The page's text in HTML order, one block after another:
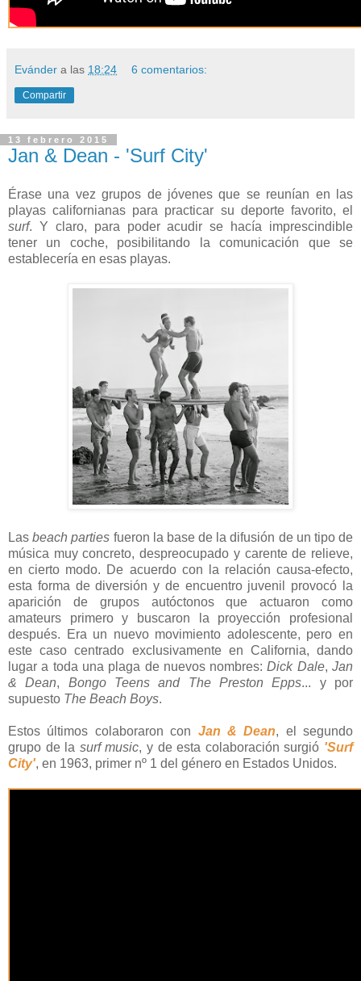
Evánder a las 18:24 6 comentarios:
Compartir
13 febrero 2015
Jan & Dean - 'Surf City'
Érase una vez grupos de jóvenes que se reunían en las
playas californianas para practicar su deporte favorito, el
surf. Y claro, para poder acudir se hacía imprescindible
tener un coche, posibilitando la comunicación que se
establecería en esas playas.
Lasbeach parties fueron la base de la difusión de un tipo de
música muy concreto, despreocupado y carente de relieve,
en cierto modo. De acuerdo con la relación causa-efecto,
esta forma de diversión y de encuentro juvenil provocó la
aparición de grupos autóctonos que actuaron como
amateurs primero y buscaron la proyección profesional
después. Era un nuevo movimiento adolescente, pero en
este caso centrado exclusivamente en California, dando
lugar a toda una plaga de nuevos nombres:Dick Dale,Jan
& Dean, Bongo Teens and The Preston Epps... y por
supuesto The Beach Boys.
Estos últimos colaboraron con Jan & Dean, el segundo
grupo de la surf music, y de esta colaboración surgió 'Surf
City', en 1963, primer nº 1 del género en Estados Unidos.